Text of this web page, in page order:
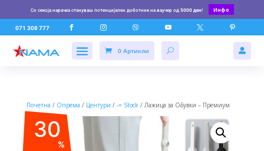
Со секоја нарачка стануваш потенцијален доботник на ваучер од 5000 ден! Инфо
071 308 777      
0 Артикли 
Почетна / Опрема / Центури / -= Stock/ Лажица за Обувки – Премиум
30
%